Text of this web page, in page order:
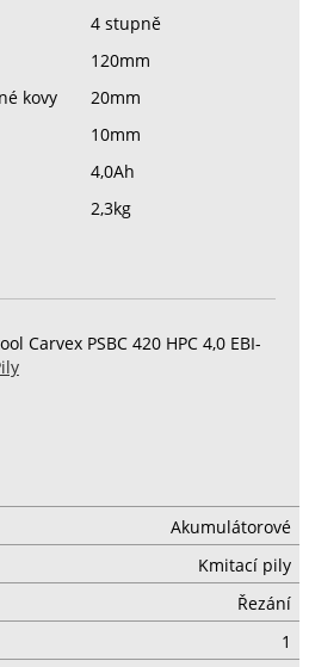
4 stupně
120mm
kovy
20mm
10mm
4,0Ah
2,3kg
Carvex PSBC 420 HPC 4,0 EBI-
Akumulátorové
Kmitací pily
Řezání
1